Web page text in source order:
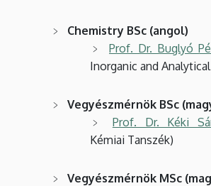
Chemistry BSc (angol)
Prof. Dr. Buglyó
Inorganic and
Vegyészmérnök BSc
Prof. Dr. Kéki
Kémiai Tanszék)
Vegyészmérnök MSc